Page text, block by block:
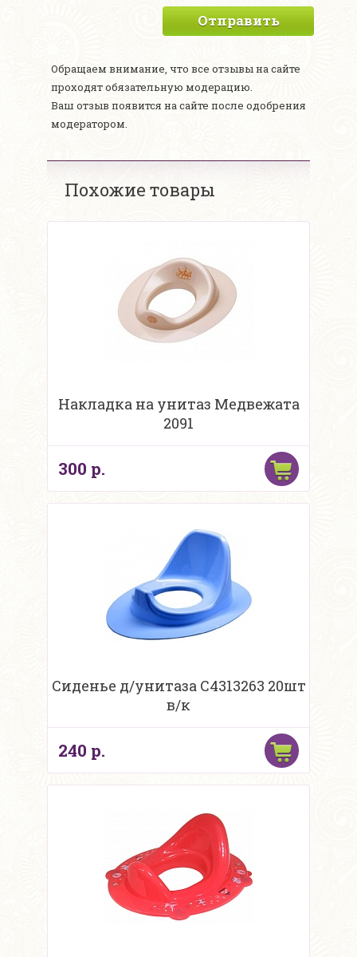
Отправить
Обращаем внимание, что все отзывы на сайте
проходят обязательную модерацию.
Ваш отзыв появится на сайте после одобрения
модератором.
Похожие товары
Накладка на унитаз Медвежата
2091
300 р.
Сиденье д/унитаза С4313263 20шт
в/к
240 р.